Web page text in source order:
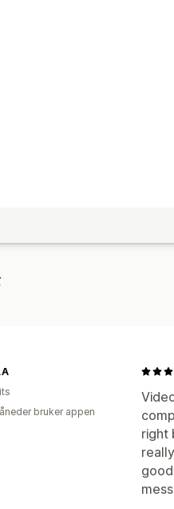
right
bruker appen